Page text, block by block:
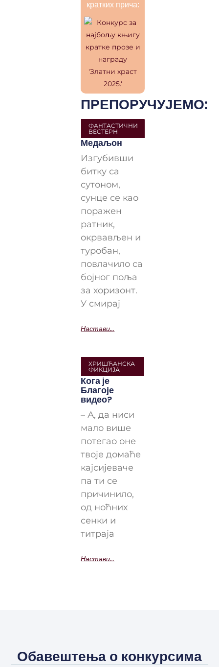
кратких прича:
ПРЕПОРУЧУЈЕМО:
ФАНТАСТИЧНИ
ВЕСТЕРН
Медаљон
Изгубивши
битку са
сутоном,
сунце се као
поражен
ратник,
окрвављен и
туробан,
повлачило са
бојног поља
за хоризонт.
У смирај
Настави...
ХРИШЋАНСКА
ФИКЦИЈА
Кога је
Благоје
видео?
– А, да ниси
мало више
потегао оне
твоје домаће
кајсијеваче
па ти се
причинило,
од ноћних
сенки и
титраја
Настави...
Обавештења о конкурсима